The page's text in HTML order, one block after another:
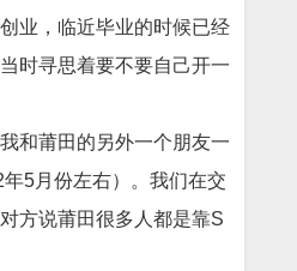
业，临近毕业的时候已经
时寻思着要不要自己开一
和莆田的另外一个朋友一
5月份左右）。我们在交
方说莆田很多人都是靠S